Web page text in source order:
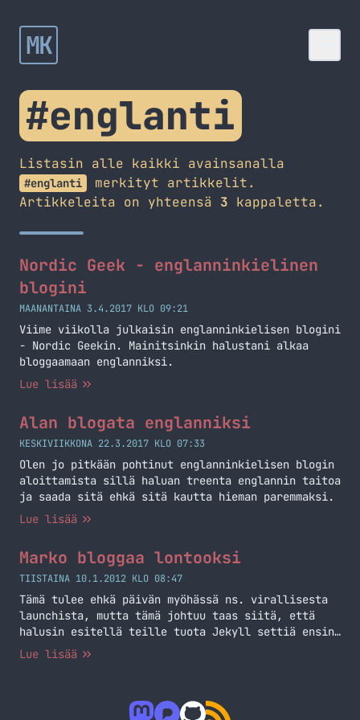
MK
#englanti
Listasin alle kaikki avainsanalla
#englanti
merkityt artikkelit.
Artikkeleita on yhteensä 3 kappaletta.
Nordic Geek - englanninkielinen
blogini
MAANANTAINA 3.4.2017 KLO 09:21
Viime viikolla julkaisin englanninkielisen blogini
- Nordic Geekin. Mainitsinkin halustani alkaa
bloggaamaan englanniksi.
Lue lisää
Alan blogata englanniksi
KESKIVIIKKONA 22.3.2017 KLO 07:33
Olen jo pitkään pohtinut englanninkielisen blogin
aloittamista sillä haluan treenta englannin taitoa
ja saada sitä ehkä sitä kautta hieman paremmaksi.
Lue lisää
Marko bloggaa lontooksi
TIISTAINA 10.1.2012 KLO 08:47
Tämä tulee ehkä päivän myöhässä ns. virallisesta
launchista, mutta tämä johtuu taas siitä, että
halusin esitellä teille tuota Jekyll settiä ensin.
Olen siis aloittanut bloggaamisen myös englanniksi
pitääkin niin. Tuo englanninkielinen blogi toimii…
Lue lisää